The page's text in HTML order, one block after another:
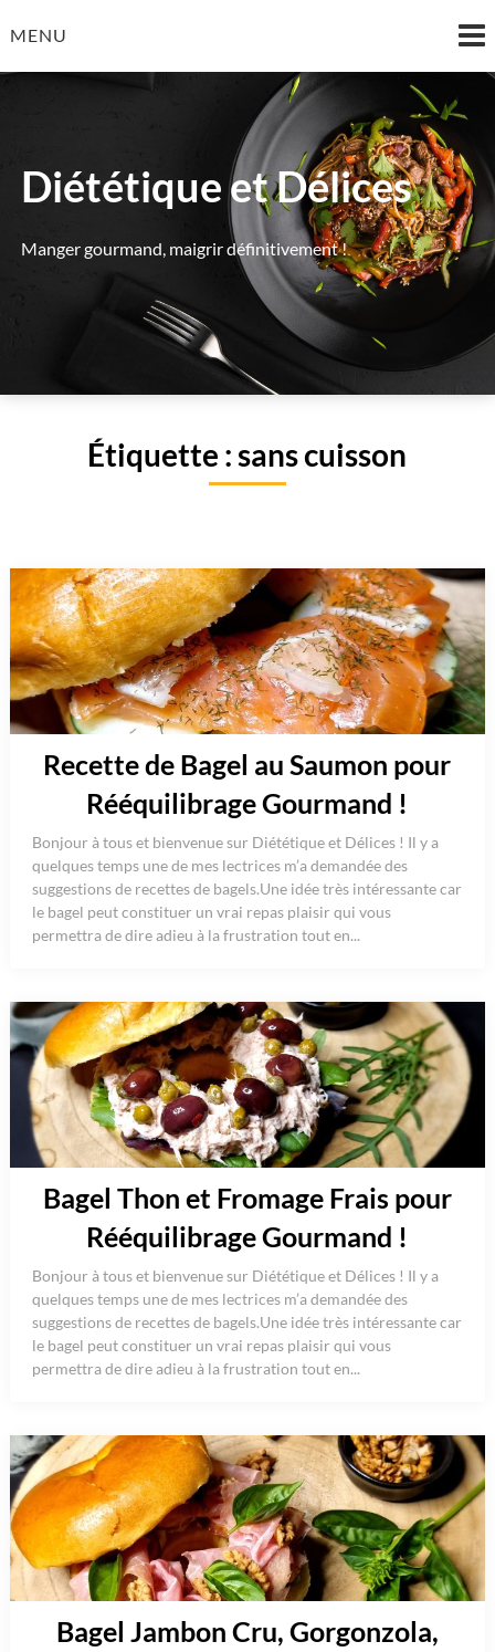
toMENU
Diététique et Délices
Manger gourmand, maigrir définitivement !
Étiquette :sans cuisson
Recette de Bagel au Saumon pour
Rééquilibrage Gourmand !
Bonjour à tous et bienvenue sur Diététique et Délices ! Il y a
quelques temps une de mes lectrices m’a demandée des
suggestions de recettes de bagels.Une idée très intéressante car
le bagel peut constituer un vrai repas plaisir qui vous
permettra de dire adieu à la frustration tout en...
Bagel Thon et Fromage Frais pour
Rééquilibrage Gourmand !
Bonjour à tous et bienvenue sur Diététique et Délices ! Il y a
quelques temps une de mes lectrices m’a demandée des
suggestions de recettes de bagels.Une idée très intéressante car
le bagel peut constituer un vrai repas plaisir qui vous
permettra de dire adieu à la frustration tout en...
Bagel Jambon Cru, Gorgonzola,